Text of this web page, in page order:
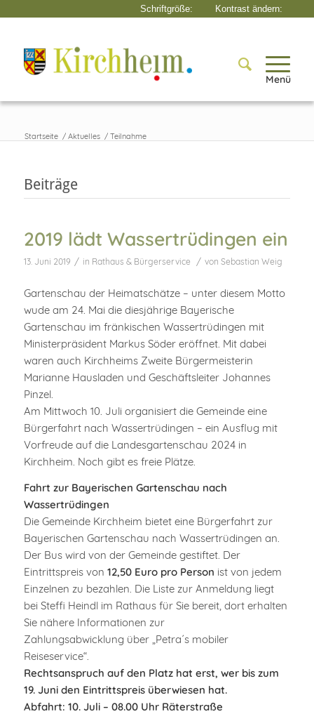
Menü
Startseite / Aktuelles / Teilnahme
Beiträge
2019 lädt Wassertrüdingen ein
13. Juni 2019 / in Rathaus & Bürgerservice / von Sebastian Weig
Gartenschau der Heimatschätze – unter diesem Motto
wude am 24. Mai die diesjährige Bayerische
Gartenschau im fränkischen Wassertrüdingen mit
Ministerpräsident Markus Söder eröffnet. Mit dabei
waren auch Kirchheims Zweite Bürgermeisterin
Marianne Hausladen und Geschäftsleiter Johannes
Pinzel.
Am Mittwoch 10. Juli organisiert die Gemeinde eine
Bürgerfahrt nach Wassertrüdingen – ein Ausflug mit
Vorfreude auf die Landesgartenschau 2024 in
Kirchheim. Noch gibt es freie Plätze.
Fahrt zur Bayerischen Gartenschau nach
Wassertrüdingen
Die Gemeinde Kirchheim bietet eine Bürgerfahrt zur
Bayerischen Gartenschau nach Wassertrüdingen an.
Der Bus wird von der Gemeinde gestiftet. Der
Eintrittspreis von 12,50 Euro pro Person ist von jedem
Einzelnen zu bezahlen. Die Liste zur Anmeldung liegt
bei Steffi Heindl im Rathaus für Sie bereit, dort erhalten
Sie nähere Informationen zur
Zahlungsabwicklung über „Petra´s mobiler
Reiseservice“.
Rechtsanspruch auf den Platz hat erst, wer bis zum
19. Juni den Eintrittspreis überwiesen hat.
Abfahrt: 10. Juli – 08.00 Uhr Räterstraße